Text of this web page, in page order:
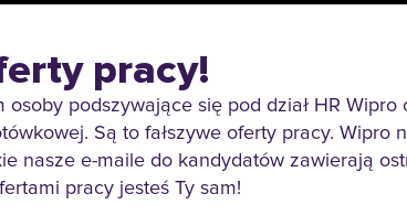
pracy!
podszywające się pod dział HR
Są to fałszywe oferty pracy.
nasze e-maile do kandydatów zawierają
pracy jesteś Ty sam!